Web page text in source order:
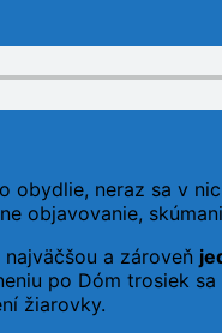
neraz sa v
objavovanie,
a zároveň
po Dóm trosiek
žiarovky.